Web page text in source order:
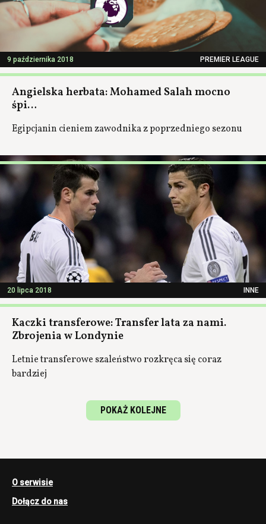
9 października 2018 PREMIER LEAGUE
Angielska herbata: Mohamed Salah mocno
śpi…
Egipcjanin cieniem zawodnika z poprzedniego sezonu
20 lipca 2018 INNE
Kaczki transferowe: Transfer lata za nami.
Zbrojenia w Londynie
Letnie transferowe szaleństwo rozkręca się coraz
bardziej
POKAŻ KOLEJNE
O serwisie
Dołącz do nas